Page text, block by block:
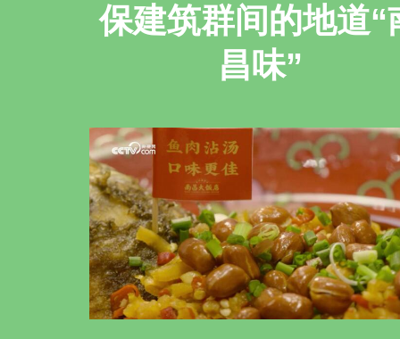
保建筑群间的地道“
昌味”